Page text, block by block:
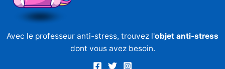
Avec le professeur anti-stress, trouvez l'objet anti-stress
dont vous avez besoin.